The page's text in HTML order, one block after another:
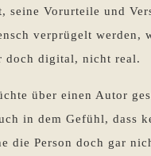
Vorurteile und
verprügelt werden,
doch digital, nicht real.
über einen Autor
in dem Gefühl, dass
die Person doch gar